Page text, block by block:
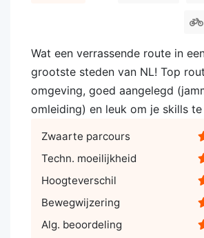
Wat een verrassende route in
grootste steden van NL! Top
omgeving, goed aangelegd
omleiding) en leuk om je skills
Zwaarte parcours
Techn. moeilijkheid
Hoogteverschil
Bewegwijzering
Alg. beoordeling